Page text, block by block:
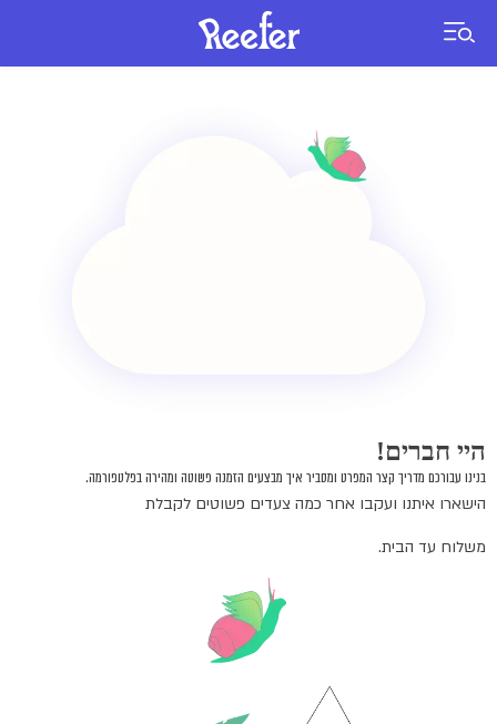
היי חברים!
בנינו עבורכם מדריך קצר המפרט ומסביר איך מבצעים הזמנה פשוטה ומהירה בפלטפורמה.
הישארו איתנו ועקבו אחר כמה צעדים פשוטים לקבלת
משלוח עד הבית.